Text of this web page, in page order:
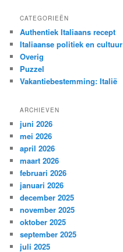
CATEGORIEËN
Authentiek Italiaans recept
Italiaanse politiek en cultuur
Overig
Puzzel
Vakantiebestemming: Italië
ARCHIEVEN
juni 2026
mei 2026
april 2026
maart 2026
februari 2026
januari 2026
december 2025
november 2025
oktober 2025
september 2025
juli 2025